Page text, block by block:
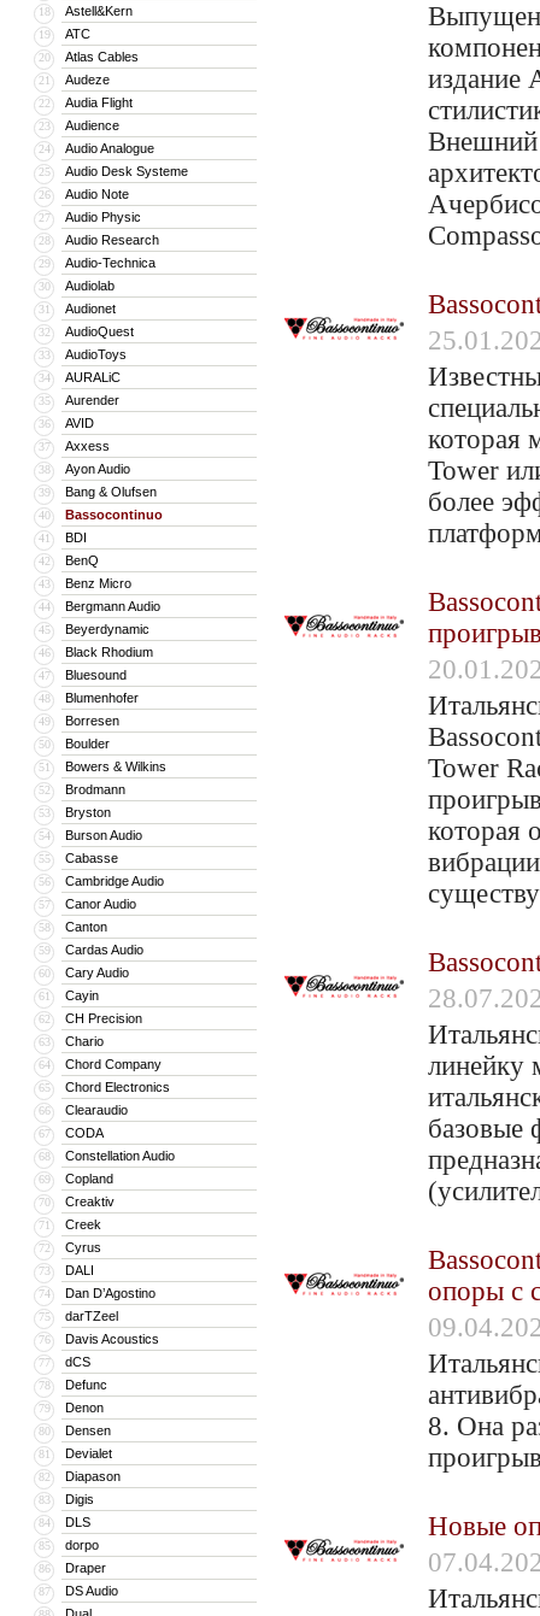
18 Astell&Kern
19 ATC
20 Atlas Cables
21 Audeze
22 Audia Flight
23 Audience
24 Audio Analogue
25 Audio Desk Systeme
26 Audio Note
27 Audio Physic
28 Audio Research
29 Audio-Technica
30 Audiolab
31 Audionet
32 AudioQuest
33 AudioToys
34 AURALiC
35 Aurender
36 AVID
37 Axxess
38 Ayon Audio
39 Bang & Olufsen
40 Bassocontinuo
41 BDI
42 BenQ
43 Benz Micro
44 Bergmann Audio
45 Beyerdynamic
46 Black Rhodium
47 Bluesound
48 Blumenhofer
49 Borresen
50 Boulder
51 Bowers & Wilkins
52 Brodmann
53 Bryston
54 Burson Audio
55 Cabasse
56 Cambridge Audio
57 Canor Audio
58 Canton
59 Cardas Audio
60 Cary Audio
61 Cayin
62 CH Precision
63 Chario
64 Chord Company
65 Chord Electronics
66 Clearaudio
67 CODA
68 Constellation Audio
69 Copland
70 Creaktiv
71 Creek
72 Cyrus
73 DALI
74 Dan D’Agostino
75 darTZeel
76 Davis Acoustics
77 dCS
78 Defunc
79 Denon
80 Densen
81 Devialet
82 Diapason
83 Digis
84 DLS
85 dorpo
86 Draper
87 DS Audio
издание
Внешний
которая
Tower
более
Tower
которая
линейку
базовые
опоры с
8. Она
Новые